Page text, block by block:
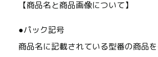
【商品名と商品画像について】
●パック記号
商品名に記載されている型番の商品